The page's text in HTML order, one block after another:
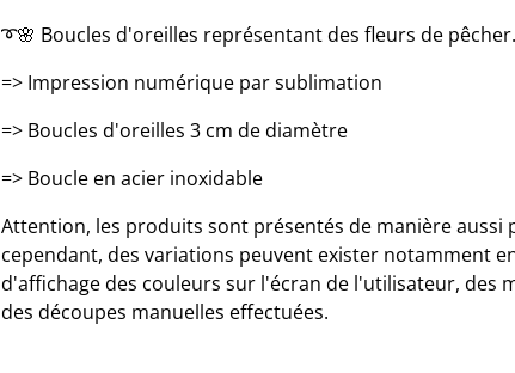
➰🌸 Boucles d'oreilles représentant des fleurs de pêcher.
=> Impression numérique par sublimation
=> Boucles d'oreilles 3 cm de diamètre
=> Boucle en acier inoxidable
Attention, les produits sont présentés de manière aussi
cependant, des variations peuvent exister notamment
d'affichage des couleurs sur l'écran de l'utilisateur, des
des découpes manuelles effectuées.